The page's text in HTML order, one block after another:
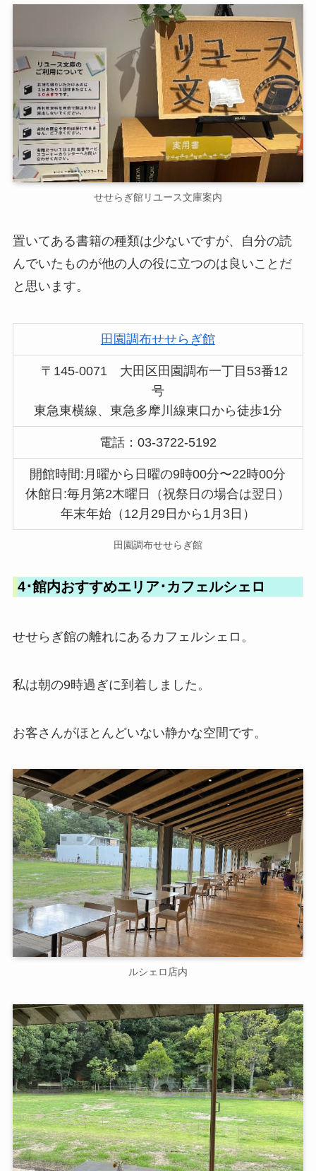
せせらぎ館リユース文庫案内
置いてある書籍の種類は少ないですが、自分の読
んでいたものが他の人の役に立つのは良いことだ
と思います。
田園調布せせらぎ館
〒145-0071 大田区田園調布一丁目53番12
号
東急東横線、東急多摩川線東口から徒歩1分
電話：03-3722-5192
開館時間:月曜から日曜の9時00分〜22時00分
休館日:毎月第2木曜日（祝祭日の場合は翌日）
年末年始（12月29日から1月3日）
田園調布せせらぎ館
4･館内おすすめエリア･カフェルシェロ
せせらぎ館の離れにあるカフェルシェロ。
私は朝の9時過ぎに到着しました。
お客さんがほとんどいない静かな空間です。
ルシェロ店内